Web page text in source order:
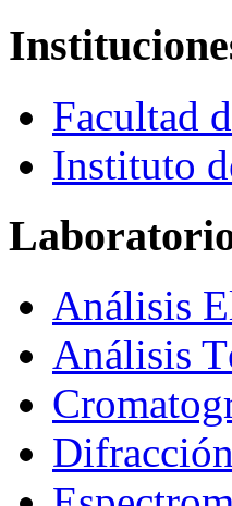
Facultad
Instituto
Análisis
Análisis